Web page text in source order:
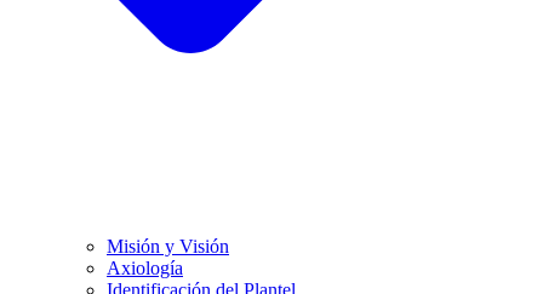
Misión y Visión
Axiología